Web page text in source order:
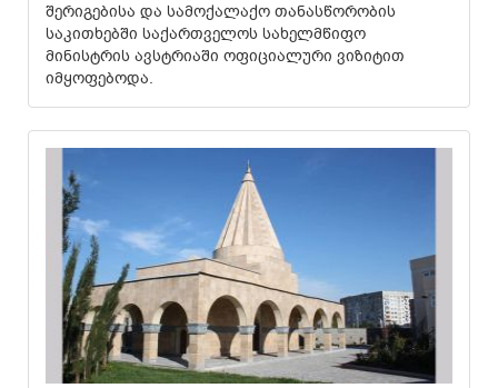
შერიგებისა და სამოქალაქო თანასწორობის
საკითხებში საქართველოს სახელმწიფო
მინისტრის ავსტრიაში ოფიციალური ვიზიტით
იმყოფებოდა.